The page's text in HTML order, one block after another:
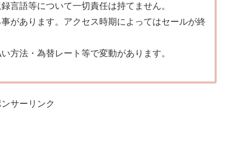
言語等について一切責任は持てません。
があります。アクセス時期によってはセールが終
方法・為替レート等で変動があります。
サーリンク